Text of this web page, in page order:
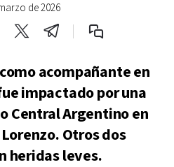
de 2026
acompañante en
impactado por una
Central Argentino en
Otros dos
heridas leves.